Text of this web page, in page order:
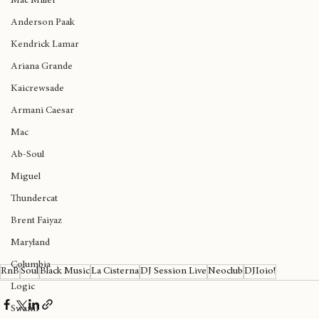
Mac Miller
Anderson Paak
Kendrick Lamar
Ariana Grande
Kaicrewsade
Armani Caesar
Mac
Ab-Soul
Miguel
Thundercat
Brent Faiyaz
Maryland
Columbia
Logic
RnBSoul